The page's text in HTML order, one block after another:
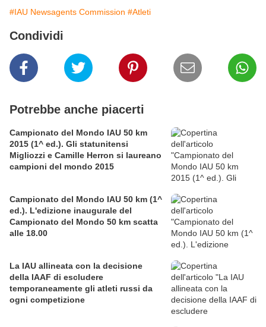
#IAU Newsagents Commission #Atleti
Condividi
Potrebbe anche piacerti
Campionato del Mondo IAU 50 km
2015 (1^ ed.). Gli statunitensi
Migliozzi e Camille Herron si laureano
campioni del mondo 2015
Campionato del Mondo IAU 50 km (1^
ed.). L'edizione inaugurale del
Campionato del Mondo 50 km scatta
alle 18.00
La IAU allineata con la decisione
della IAAF di escludere
temporaneamente gli atleti russi da
ogni competizione